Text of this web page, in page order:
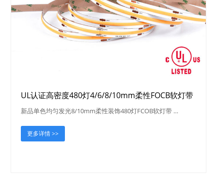
UL认证高密度480灯4/6/8/10mm柔性FOCB软灯带
新品单色均匀发光8/10mm柔性装饰480灯FCOB软灯带 …
更多详情 >>